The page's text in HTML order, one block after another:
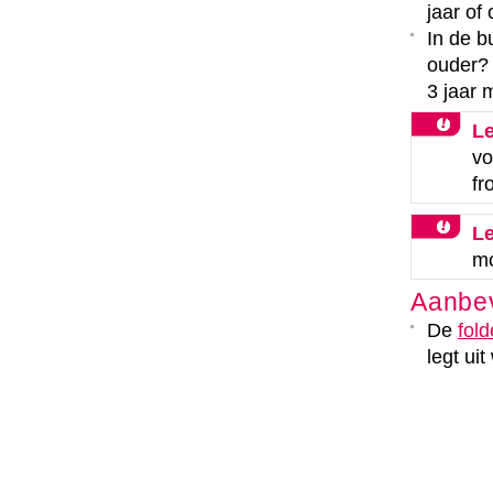
jaar of
In de
3 jaar
De
legt uit